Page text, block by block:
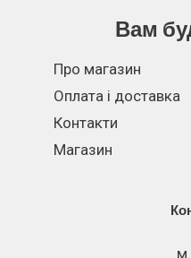
Вам
Про магазин
Оплата і доставка
Контакти
Магазин